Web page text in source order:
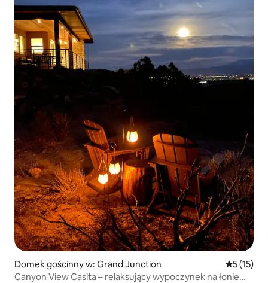
Domek gościnny w: Grand Junction Średnia
5 (15)
Canyon View Casita – relaksujący wypoczynek na łonie